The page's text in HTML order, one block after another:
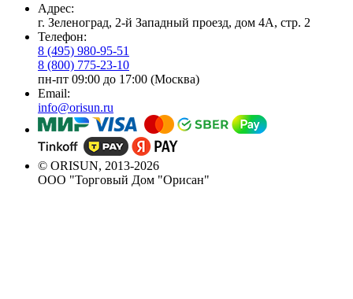
Адрес:
г. Зеленоград, 2-й Западный проезд, дом 4А, стр. 2
Телефон:
8 (495) 980-95-51
8 (800) 775-23-10
пн-пт 09:00 до 17:00 (Москва)
Email:
info@orisun.ru
© ORISUN, 2013-2026
ООО "Торговый Дом "Орисан"